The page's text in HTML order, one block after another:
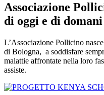
Associazione
di oggi e di
L’Associazione Pollicino
di Bologna, a soddisfare
malattie affrontate nella loro
assiste.